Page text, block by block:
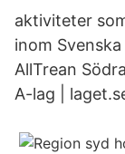
aktiviteter
inom
AllTrean
A-lag |